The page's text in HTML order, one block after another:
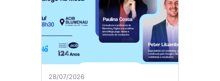
28/07/2026